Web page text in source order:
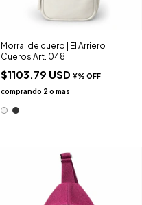
Morral de cuero | El Arriero
Cueros Art. 048
$1103.79 USD